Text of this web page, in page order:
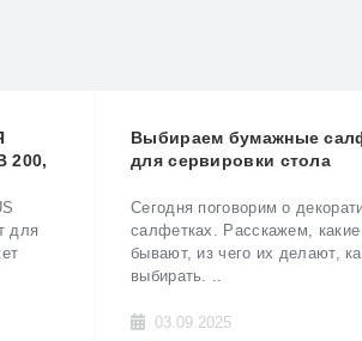
200,
для
Выбираем бумажные
для сервировки стола
Сегодня поговорим о
салфетках. Расскажем,
бывают, из чего их делают,
выбирать. ..
03.09.2025